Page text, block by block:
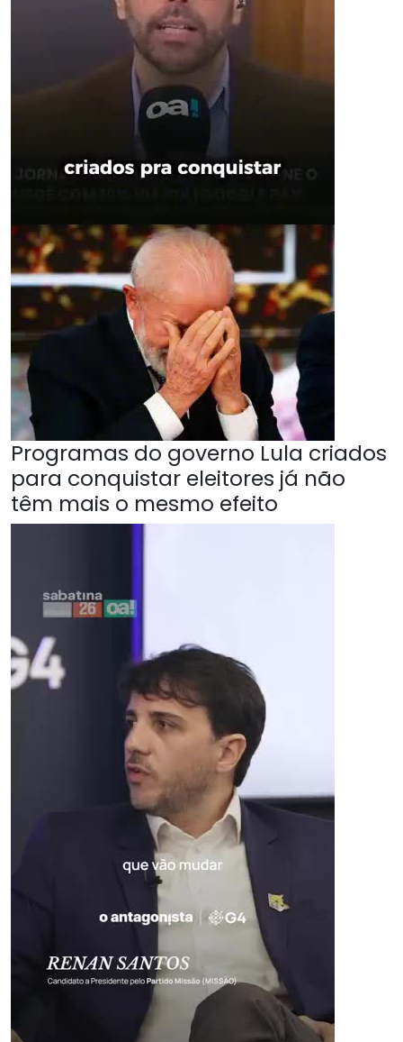
Programas do governo Lula criados
para conquistar eleitores já não
têm mais o mesmo efeito